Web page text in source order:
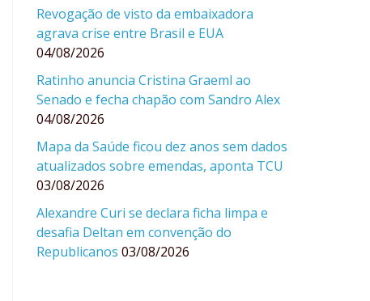
Revogação de visto da embaixadora
agrava crise entre Brasil e EUA
04/08/2026
Ratinho anuncia Cristina Graeml ao
Senado e fecha chapão com Sandro Alex
04/08/2026
Mapa da Saúde ficou dez anos sem dados
atualizados sobre emendas, aponta TCU
03/08/2026
Alexandre Curi se declara ficha limpa e
desafia Deltan em convenção do
Republicanos 03/08/2026